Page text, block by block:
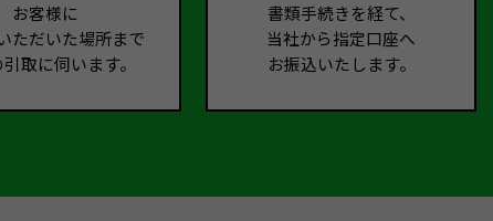
お客様に
ただいた場所まで
取に伺います。
書類手続きを経て、
当社から指定口座へ
お振込いたします。